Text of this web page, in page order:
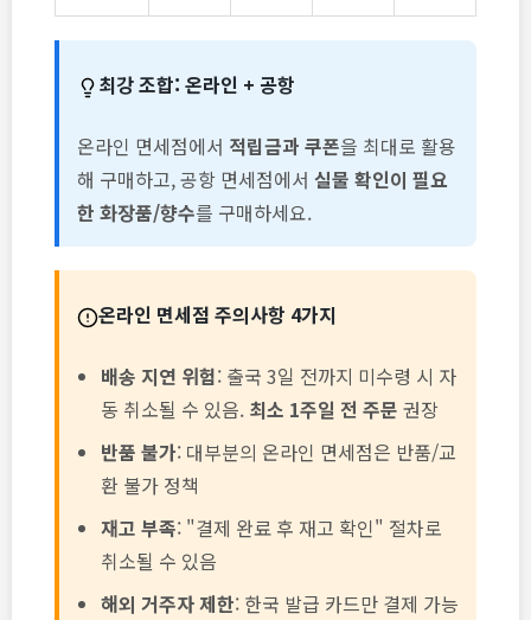
최강 조합: 온라인 + 공항
온라인 면세점에서 적립금과 쿠폰을 최대로 활용
해 구매하고, 공항 면세점에서 실물 확인이 필요
한 화장품/향수를 구매하세요.
온라인 면세점 주의사항 4가지
배송 지연 위험: 출국 3일 전까지 미수령 시 자
동 취소될 수 있음. 최소 1주일 전 주문 권장
반품 불가: 대부분의 온라인 면세점은 반품/교
환 불가 정책
재고 부족: "결제 완료 후 재고 확인" 절차로
취소될 수 있음
해외 거주자 제한: 한국 발급 카드만 결제 가능